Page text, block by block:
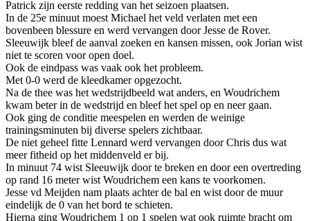
Patrick zijn eerste redding van het seizoen plaatsen.
In de 25e minuut moest Michael het veld verlaten met een
bovenbeen blessure en werd vervangen door Jesse de Rover.
Sleeuwijk bleef de aanval zoeken en kansen missen, ook Jorian wist
niet te scoren voor open doel.
Ook de eindpass was vaak ook het probleem.
Met 0-0 werd de kleedkamer opgezocht.
Na de thee was het wedstrijdbeeld wat anders, en Woudrichem
kwam beter in de wedstrijd en bleef het spel op en neer gaan.
Ook ging de conditie meespelen en werden de weinige
trainingsminuten bij diverse spelers zichtbaar.
De niet geheel fitte Lennard werd vervangen door Chris dus wat
meer fitheid op het middenveld er bij.
In minuut 74 wist Sleeuwijk door te breken en door een overtreding
op rand 16 meter wist Woudrichem een kans te voorkomen.
Jesse vd Meijden nam plaats achter de bal en wist door de muur
eindelijk de 0 van het bord te schieten.
Hierna ging Woudrichem 1 op 1 spelen wat ook ruimte bracht om